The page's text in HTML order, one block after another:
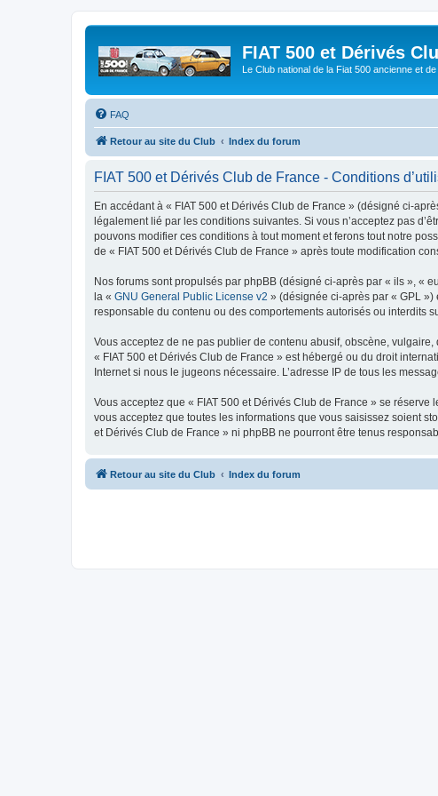
FIAT 500 et Dérivés
Le Club national de la Fiat 500 ancienne et de
FAQ
Retour au site du Club Index du forum
FIAT 500 et Dérivés Club de France - Conditions
En accédant à « FIAT 500 et Dérivés Club de France » (désigné ci-
légalement lié par les conditions suivantes. Si vous n’acceptez pas
pouvons modifier ces conditions à tout moment et ferons tout notre
de « FIAT 500 et Dérivés Club de France » après toute modification
Nos forums sont propulsés par phpBB (désigné ci-après par « ils », «
la « GNU General Public License v2 » (désignée ci-après par « GPL
responsable du contenu ou des comportements autorisés ou interdits
Vous acceptez de ne pas publier de contenu abusif, obscène,
« FIAT 500 et Dérivés Club de France » est hébergé ou du droit
Internet si nous le jugeons nécessaire. L’adresse IP de tous les
Vous acceptez que « FIAT 500 et Dérivés Club de France » se
vous acceptez que toutes les informations que vous saisissez soient
et Dérivés Club de France » ni phpBB ne pourront être tenus
Retour au site du Club Index du forum